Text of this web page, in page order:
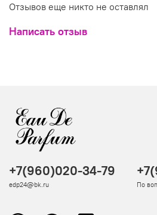
Отзывов еще никто не оставлял
Написать отзыв
+7(960)020-34-79
edp24@bk.ru По